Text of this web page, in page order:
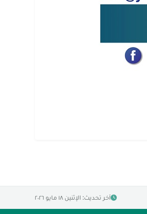
آخر تحديث: الإثنين ١٨ مايو ٢٠٢٦